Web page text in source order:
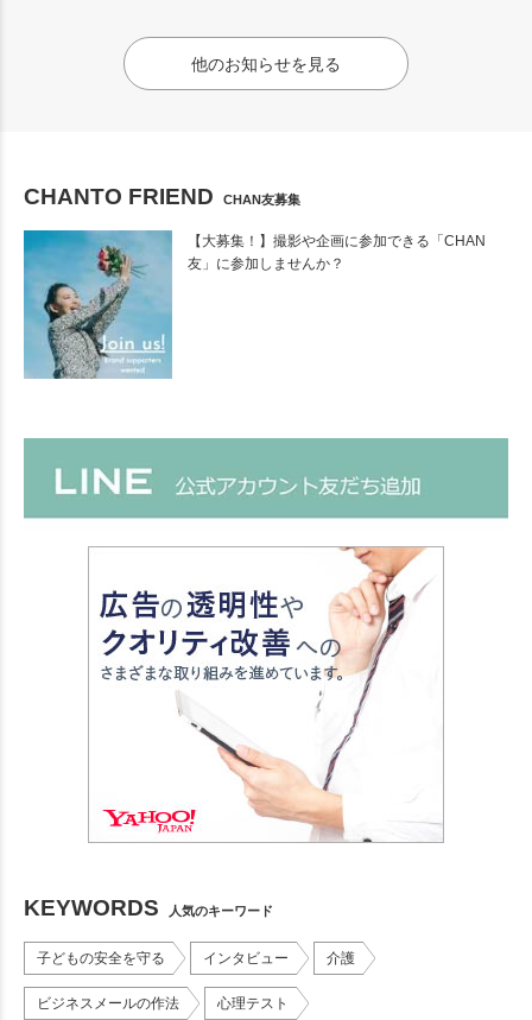
他のお知らせを見る
CHANTO FRIEND CHAN友募集
【大募集！】撮影や企画に参加できる「CHAN
友」に参加しませんか？
KEYWORDS 人気のキーワード
子どもの安全を守る インタビュー 介護
ビジネスメールの作法 心理テスト